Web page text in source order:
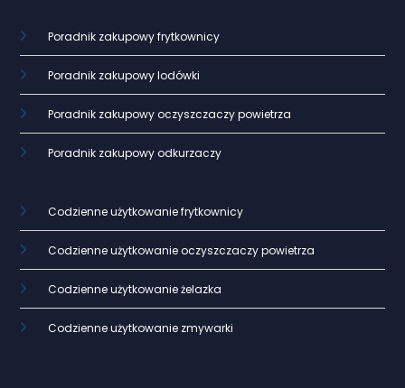
Poradnik zakupowy frytkownicy
Poradnik zakupowy lodówki
Poradnik zakupowy oczyszczaczy powietrza
Poradnik zakupowy odkurzaczy
Codzienne użytkowanie frytkownicy
Codzienne użytkowanie oczyszczaczy powietrza
Codzienne użytkowanie żelazka
Codzienne użytkowanie zmywarki